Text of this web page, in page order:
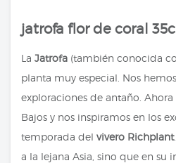
jatrofa flor de coral
La Jatrofa (también conocida
planta muy especial. Nos
exploraciones de antaño. Ahora
Bajos y nos inspiramos en los
temporada del vivero Richplant
a la lejana Asia, sino que en su